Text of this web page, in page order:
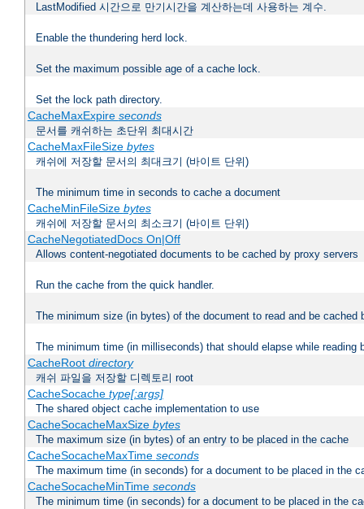
LastModified 시간으로 만기시간을 계산하는데 사용하는 계수.
Enable the thundering herd lock.
Set the maximum possible age of a cache lock.
Set the lock path directory.
CacheMaxExpire seconds
문서를 캐쉬하는 초단위 최대시간
CacheMaxFileSize bytes
캐쉬에 저장할 문서의 최대크기 (바이트 단위)
The minimum time in seconds to cache a document
CacheMinFileSize bytes
캐쉬에 저장할 문서의 최소크기 (바이트 단위)
CacheNegotiatedDocs On|Off
Allows content-negotiated documents to be cached by proxy servers
Run the cache from the quick handler.
The minimum size (in bytes) of the document to read and be cached
The minimum time (in milliseconds) that should elapse while reading
CacheRoot directory
캐쉬 파일을 저장할 디렉토리 root
CacheSocache type[:args]
The shared object cache implementation to use
CacheSocacheMaxSize bytes
The maximum size (in bytes) of an entry to be placed in the cache
CacheSocacheMaxTime seconds
The maximum time (in seconds) for a document to be placed in the
CacheSocacheMinTime seconds
The minimum time (in seconds) for a document to be placed in the